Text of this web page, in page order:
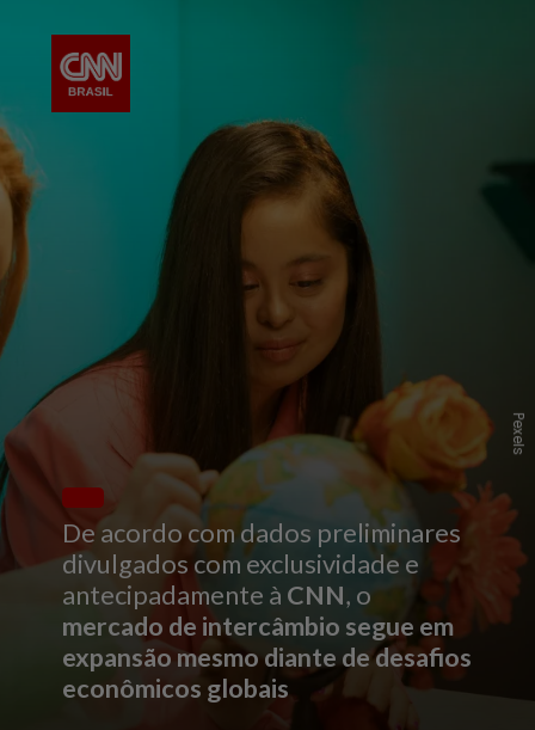
De acordo com dados preliminares
divulgados com exclusividade e
antecipadamente à CNN, o
mercado de intercâmbio segue em
expansão mesmo diante de desafios
econômicos globais
P
e
x
l
s